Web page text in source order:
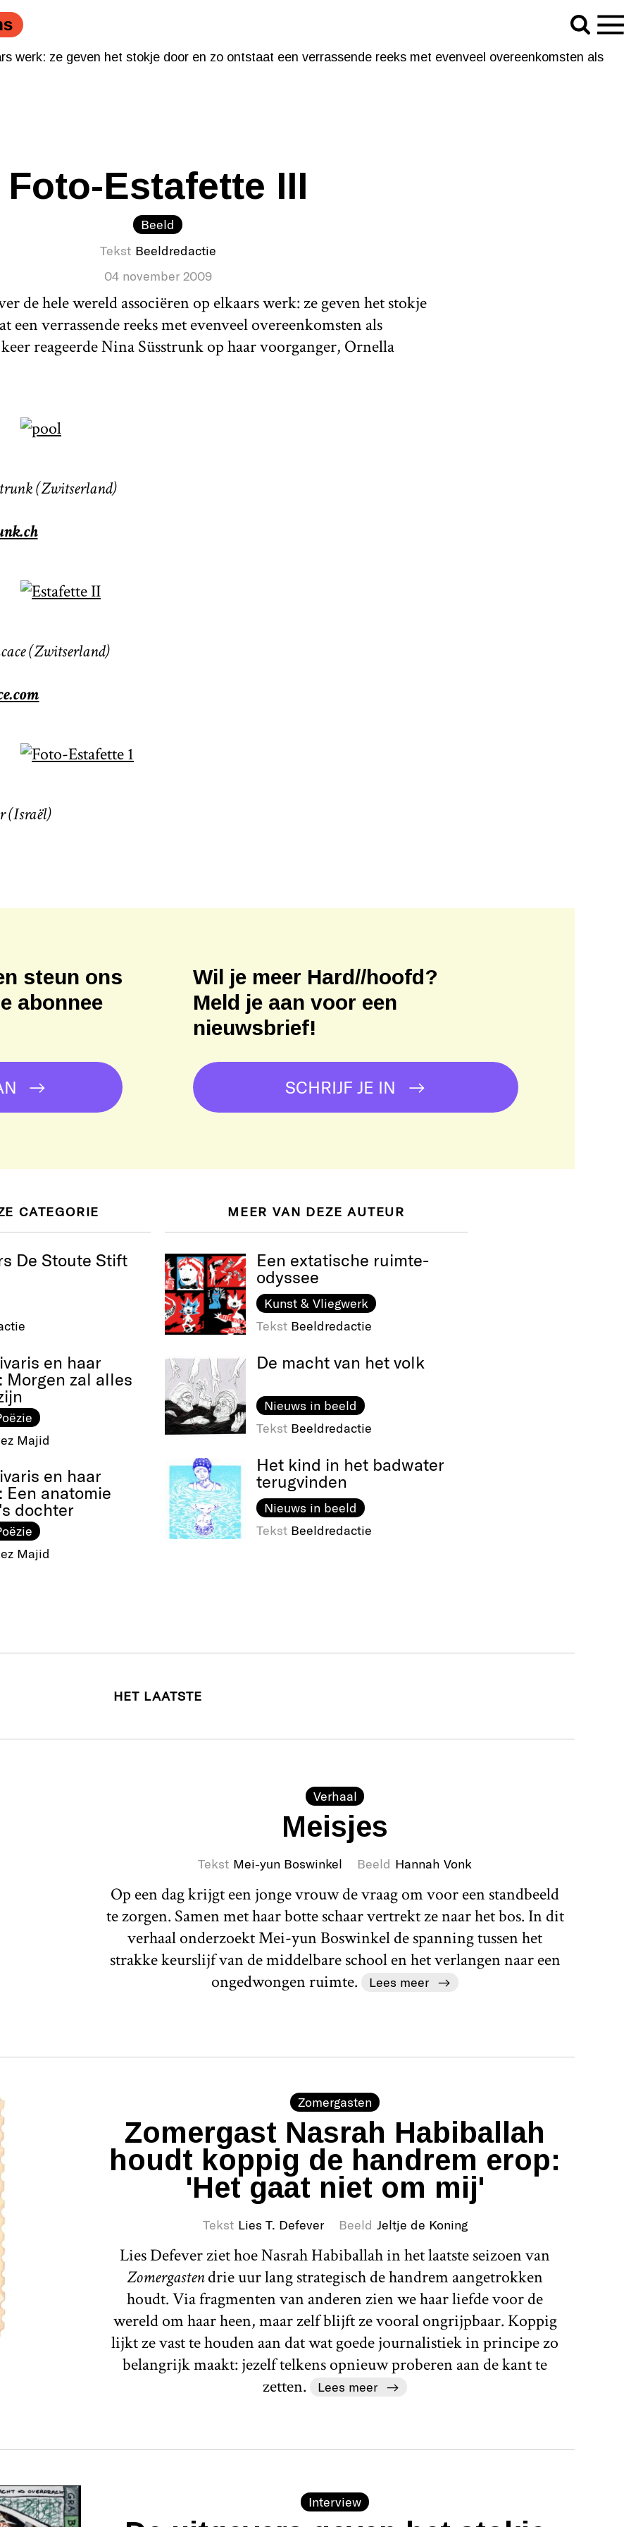
werk: ze geven het stokje door en zo ontstaat een verrassende reeks met evenveel overeenkomsten als
werk: ze geven het stokje door en zo ontstaat een verrassende reeks met evenveel overeenkomsten als
Foto-Estafette III
Beeld
Tekst Beeldredactie
04 november 2009
de hele wereld associëren op elkaars werk: ze geven het stokje
een verrassende reeks met evenveel overeenkomsten als
reageerde Nina Süsstrunk op haar voorganger, Ornella
(Zwitserland)
(Zwitserland)
(Israël)
steun ons
abonnee
Wil je meer Hard//hoofd?
Meld je aan voor een
nieuwsbrief!
SCHRIJF JE IN
CATEGORIE
De Stoute Stift
en haar
Morgen zal alles
Majid
en haar
Een anatomie
dochter
Majid
MEER VAN DEZE AUTEUR
Een extatische ruimte-
odyssee
Kunst & Vliegwerk
Tekst Beeldredactie
De macht van het volk
Nieuws in beeld
Tekst Beeldredactie
Het kind in het badwater
terugvinden
Nieuws in beeld
Tekst Beeldredactie
HET LAATSTE
Verhaal
Meisjes
Tekst Mei-yun Boswinkel Beeld Hannah Vonk
Op een dag krijgt een jonge vrouw de vraag om voor een standbeeld
te zorgen. Samen met haar botte schaar vertrekt ze naar het bos. In dit
verhaal onderzoekt Mei-yun Boswinkel de spanning tussen het
strakke keurslijf van de middelbare school en het verlangen naar een
ongedwongen ruimte.
Lees meer
Zomergasten
Zomergast Nasrah Habiballah
houdt koppig de handrem erop:
'Het gaat niet om mij'
Tekst Lies T. Defever Beeld Jeltje de Koning
Lies Defever ziet hoe Nasrah Habiballah in het laatste seizoen van
Zomergastendrie uur lang strategisch de handrem aangetrokken
houdt. Via fragmenten van anderen zien we haar liefde voor de
wereld om haar heen, maar zelf blijft ze vooral ongrijpbaar. Koppig
lijkt ze vast te houden aan dat wat goede journalistiek in principe zo
belangrijk maakt: jezelf telkens opnieuw proberen aan de kant te
zetten.
Lees meer
Interview